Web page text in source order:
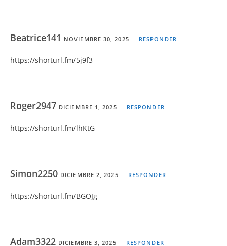
Beatrice141 NOVIEMBRE 30, 2025 RESPONDER
https://shorturl.fm/5j9f3
Roger2947 DICIEMBRE 1, 2025 RESPONDER
https://shorturl.fm/lhKtG
Simon2250 DICIEMBRE 2, 2025 RESPONDER
https://shorturl.fm/BGOJg
Adam3322 DICIEMBRE 3, 2025 RESPONDER